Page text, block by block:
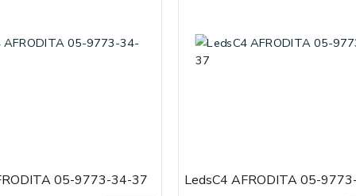
05-9773-34-37 LedsC4 AFRODITA 05-